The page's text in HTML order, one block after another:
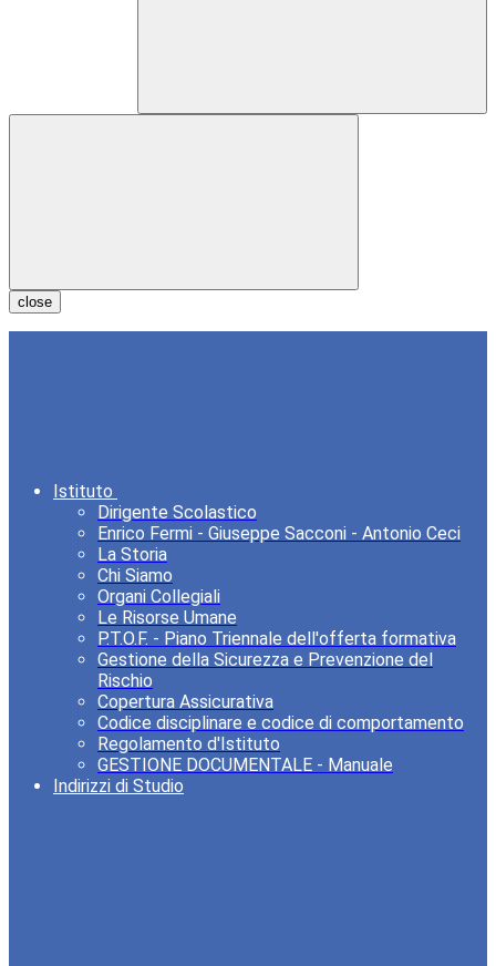
close
Istituto
Dirigente Scolastico
Enrico Fermi - Giuseppe Sacconi - Antonio Ceci
La Storia
Chi Siamo
Organi Collegiali
Le Risorse Umane
P.T.O.F. - Piano Triennale dell'offerta formativa
Gestione della Sicurezza e Prevenzione del
Rischio
Copertura Assicurativa
Codice disciplinare e codice di comportamento
Regolamento d'Istituto
GESTIONE DOCUMENTALE - Manuale
Indirizzi di Studio